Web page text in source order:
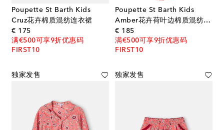
Poupette St Barth Kids
Cruz花卉棉质混纺连衣裙
€ 175original price
满€500可享9折优惠码
FIRST10
Poupette St Barth Kids
Amber花卉荷叶边棉质混纺连衣裙
€ 185original price
满€500可享9折优惠码
FIRST10
独家发售 独家发售